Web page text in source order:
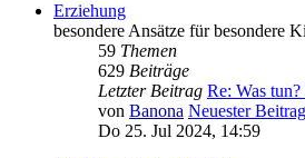
Erziehung
besondere Ansätze für besondere
59 Themen
629 Beiträge
Letzter Beitrag Re: Was
von Banona Neuester Beitrag
Do 25. Jul 2024, 14:59